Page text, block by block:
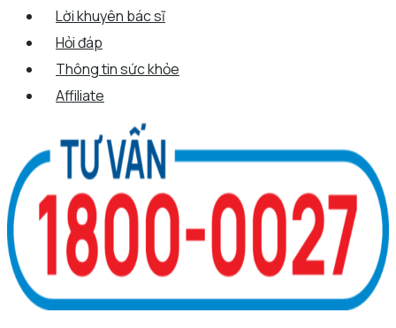
Lời khuyên bác sĩ
Hỏi đáp
Thông tin sức khỏe
Affiliate